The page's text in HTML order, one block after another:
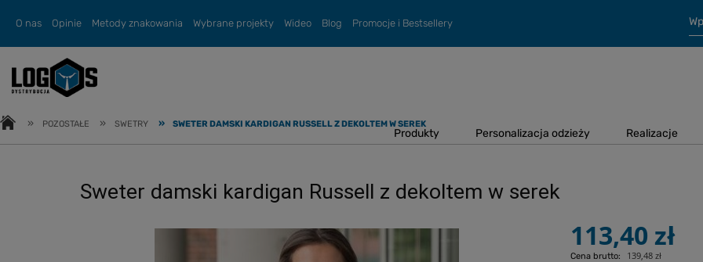
O nas Opinie Metody znakowania Wybrane projekty Wideo Blog Promocje i Bestsellery
Produkty Personalizacja odzieży Realizacje
» POZOSTAŁE » SWETRY » SWETER DAMSKI KARDIGAN RUSSELL Z DEKOLTEM W SEREK
Sweter damski kardigan Russell z dekoltem w serek
113,40 zł
Cena brutto: 139,48 zł